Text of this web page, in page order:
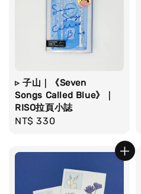
▹ 子山｜《Seven
Songs Called Blue》｜
RISO拉頁小誌
Regular
NT$ 330